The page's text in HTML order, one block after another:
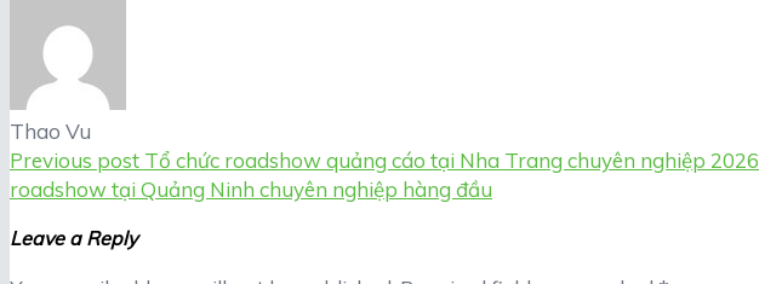
Thao Vu
Previous post Tổ chức roadshow quảng cáo tại Nha Trang chuyên nghiệp 2026
roadshow tại Quảng Ninh chuyên nghiệp hàng đầu
Leave a Reply